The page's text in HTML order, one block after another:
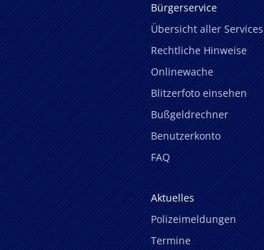
Bürgerservice
Übersicht aller Services
Rechtliche Hinweise
Onlinewache
Blitzerfoto einsehen
Bußgeldrechner
Benutzerkonto
FAQ
Aktuelles
Polizeimeldungen
Termine